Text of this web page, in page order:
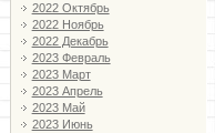
2022 Октябрь
2022 Ноябрь
2022 Декабрь
2023 Февраль
2023 Март
2023 Апрель
2023 Май
2023 Июнь